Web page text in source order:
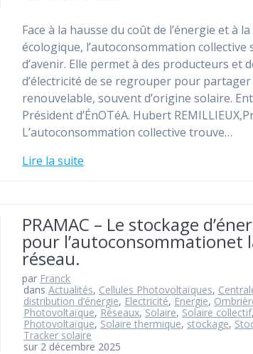
Face à la hausse du coût de l’énergie et à
écologique, l’autoconsommation collective
d’avenir. Elle permet à des producteurs et
d’électricité de se regrouper pour
renouvelable, souvent d’origine solaire.
Président d’ÉnOTéA. Hubert
L’autoconsommation collective trouve…
Lire la suite
PRAMAC – Le stockage
pour l’autoconsommationet
réseau.
par Franck
dans Actualités, Cellules Photovoltaïques,
distribution d’énergie, Electricité, Energie,
Photovoltaïque, Réseaux, Solaire, Solaire collectif,
Photovoltaïque, Solaire thermique, stockage,
Tracker solaire
sur 2 décembre 2025